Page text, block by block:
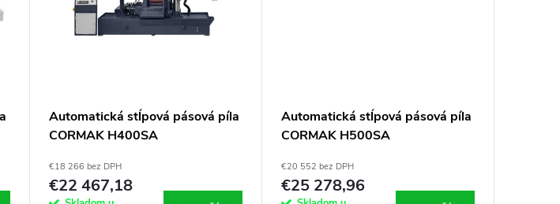
Automatická stĺpová pásová píla
CORMAK H400SA
€18 266 bez DPH
€22 467,18
Automatická stĺpová pásová píla
CORMAK H500SA
€20 552 bez DPH
€25 278,96